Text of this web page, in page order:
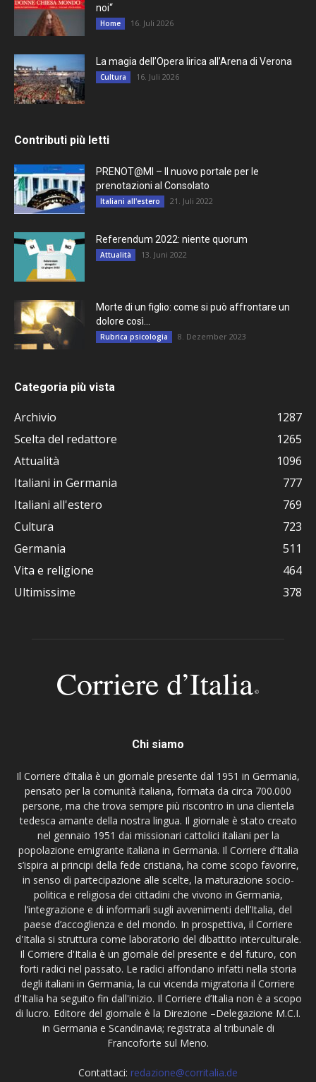
noi“
Home 16. Juli 2026
La magia dell’Opera lirica all’Arena di Verona
Cultura 16. Juli 2026
Contributi più letti
PRENOT@MI – Il nuovo portale per le
prenotazioni al Consolato
Italiani all'estero 21. Juli 2022
Referendum 2022: niente quorum
Attualità 13. Juni 2022
Morte di un figlio: come si può affrontare un
dolore così...
Rubrica psicologia 8. Dezember 2023
Categoria più vista
Archivio
1287
Scelta del redattore
1265
Attualità
1096
Italiani in Germania
777
Italiani all'estero
769
Cultura
723
Germania
511
Vita e religione
464
Ultimissime
378
Chi siamo
Il Corriere d’Italia è un giornale presente dal 1951 in Germania,
pensato per la comunità italiana, formata da circa 700.000
persone, ma che trova sempre più riscontro in una clientela
tedesca amante della nostra lingua. Il giornale è stato creato
nel gennaio 1951 dai missionari cattolici italiani per la
popolazione emigrante italiana in Germania. Il Corriere d’Italia
s’ispira ai principi della fede cristiana, ha come scopo favorire,
in senso di partecipazione alle scelte, la maturazione socio-
politica e religiosa dei cittadini che vivono in Germania,
l’integrazione e di informarli sugli avvenimenti dell’Italia, del
paese d’accoglienza e del mondo. In prospettiva, il Corriere
d'Italia si struttura come laboratorio del dibattito interculturale.
Il Corriere d'Italia è un giornale del presente e del futuro, con
forti radici nel passato. Le radici affondano infatti nella storia
degli italiani in Germania, la cui vicenda migratoria il Corriere
d'Italia ha seguito fin dall'inizio. Il Corriere d’Italia non è a scopo
di lucro. Editore del giornale è la Direzione –Delegazione M.C.I.
in Germania e Scandinavia; registrata al tribunale di
Francoforte sul Meno.
Contattaci: redazione@corritalia.de